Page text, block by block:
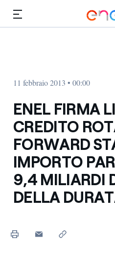
11 febbraio 2013 • 00:00
ENEL FIRMA
CREDITO
FORWARD
IMPORTO
9,4 MILIARDI
DELLA